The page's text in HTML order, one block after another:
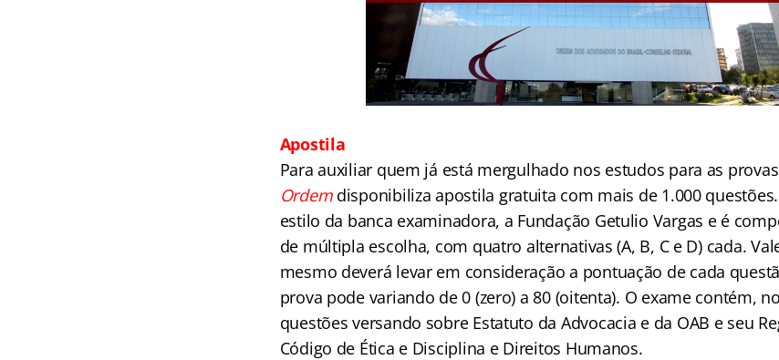
Apostila
Para auxiliar quem já está mergulhado nos estudos para as
Ordem disponibiliza apostila gratuita com mais de 1.000
estilo da banca examinadora, a Fundação Getulio Vargas e é
de múltipla escolha, com quatro alternativas (A, B, C e D) cada.
mesmo deverá levar em consideração a pontuação de cada
prova pode variando de 0 (zero) a 80 (oitenta). O exame contém,
questões versando sobre Estatuto da Advocacia e da OAB e seu
Código de Ética e Disciplina e Direitos Humanos.